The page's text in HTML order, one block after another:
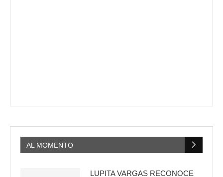
AL MOMENTO
LUPITA VARGAS RECONOCE